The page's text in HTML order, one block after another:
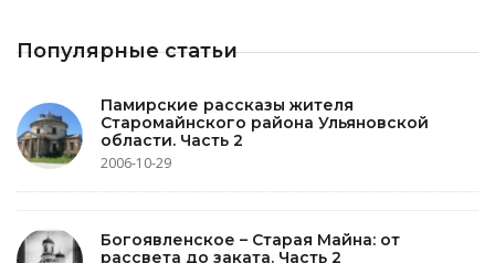
Популярные статьи
Памирские рассказы жителя
Старомайнского района Ульяновской
области. Часть 2
2006-10-29
Богоявленское – Старая Майна: от
рассвета до заката. Часть 2